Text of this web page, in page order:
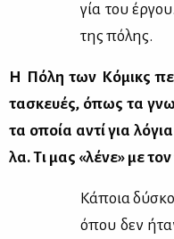
γία του
της πό­λης.
Η Πό­λη των Κό­μικς
τα­σκευ­ές, όπως τα
τα οποία αντί για
λα. Τι μας «λέ­νε» με
Κά­ποια
όπου δεν